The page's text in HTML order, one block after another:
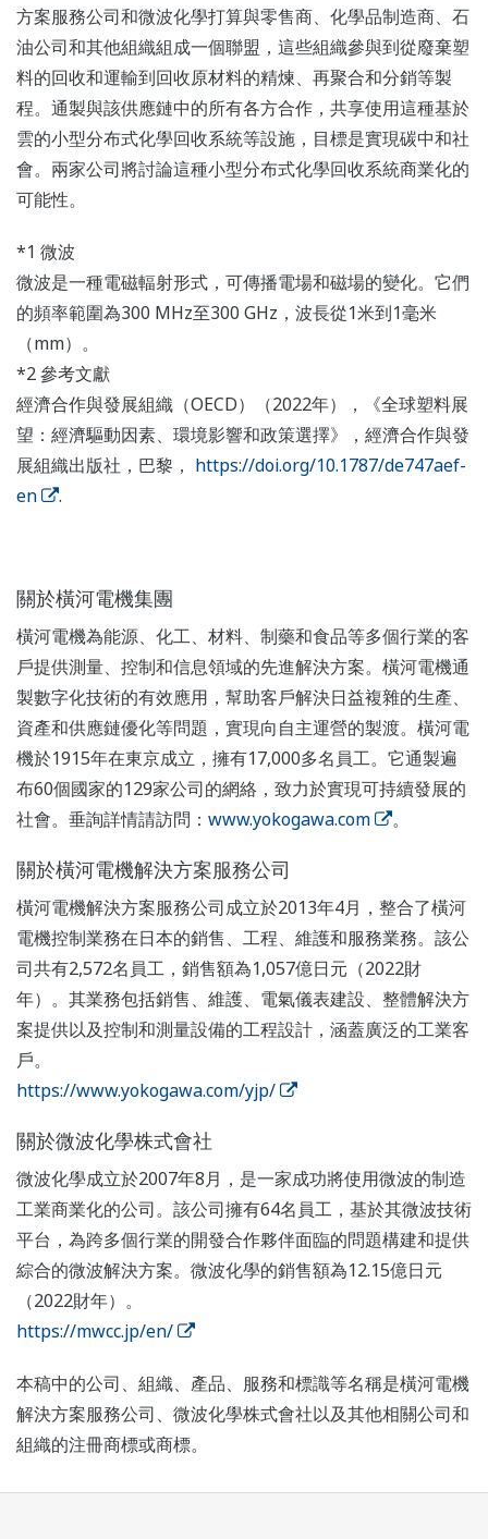
方案服務公司和微波化學打算與零售商、化學品制造商、石
油公司和其他組織組成一個聯盟，這些組織參與到從廢棄塑
料的回收和運輸到回收原材料的精煉、再聚合和分銷等製
程。通製與該供應鏈中的所有各方合作，共享使用這種基於
雲的小型分布式化學回收系統等設施，目標是實現碳中和社
會。兩家公司將討論這種小型分布式化學回收系統商業化的
可能性。
*1 微波
微波是一種電磁輻射形式，可傳播電場和磁場的變化。它們
的頻率範圍為300 MHz至300 GHz，波長從1米到1毫米
（mm）。
*2 參考文獻
經濟合作與發展組織（OECD）（2022年），《全球塑料展
望：經濟驅動因素、環境影響和政策選擇》，經濟合作與發
展組織出版社，巴黎， https://doi.org/10.1787/de747aef-
en
.
關於橫河電機集團
橫河電機為能源、化工、材料、制藥和食品等多個行業的客
戶提供測量、控制和信息領域的先進解決方案。橫河電機通
製數字化技術的有效應用，幫助客戶解決日益複雜的生產、
資產和供應鏈優化等問題，實現向自主運營的製渡。橫河電
機於1915年在東京成立，擁有17,000多名員工。它通製遍
布60個國家的129家公司的網絡，致力於實現可持續發展的
社會。垂詢詳情請訪問： www.yokogawa.com 。
關於橫河電機解決方案服務公司
橫河電機解決方案服務公司成立於2013年4月，整合了橫河
電機控制業務在日本的銷售、工程、維護和服務業務。該公
司共有2,572名員工，銷售額為1,057億日元（2022財
年）。其業務包括銷售、維護、電氣儀表建設、整體解決方
案提供以及控制和測量設備的工程設計，涵蓋廣泛的工業客
戶。
https://www.yokogawa.com/yjp/
關於微波化學株式會社
微波化學成立於2007年8月，是一家成功將使用微波的制造
工業商業化的公司。該公司擁有64名員工，基於其微波技術
平台，為跨多個行業的開發合作夥伴面臨的問題構建和提供
綜合的微波解決方案。微波化學的銷售額為12.15億日元
（2022財年）。
https://mwcc.jp/en/
本稿中的公司、組織、產品、服務和標識等名稱是橫河電機
解決方案服務公司、微波化學株式會社以及其他相關公司和
組織的注冊商標或商標。